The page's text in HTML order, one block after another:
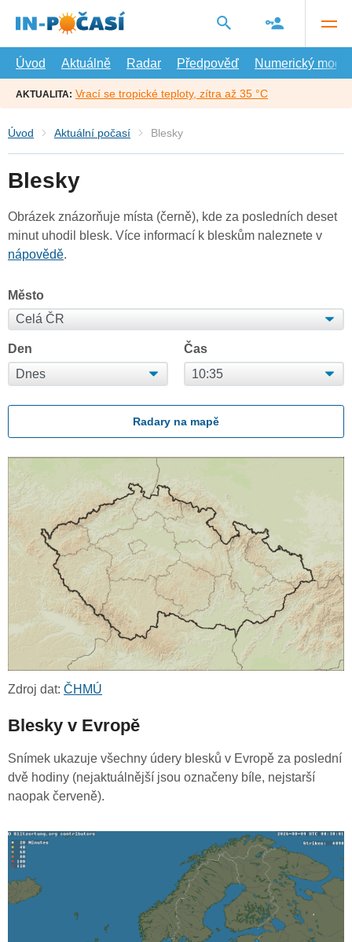
hlavní
Úvod
Aktuálně Radar Předpověď Numerický model
AKTUALITA: Vrací se tropické teploty, zítra až 35 °C
Úvod Aktuální počasí Blesky
Blesky
Obrázek znázorňuje místa (černě), kde za posledních deset
minut uhodil blesk. Více informací k bleskům naleznete v
nápovědě.
Město
Den Čas
Radary na mapě
Zdroj dat: ČHMÚ
Blesky v Evropě
Snímek ukazuje všechny údery blesků v Evropě za poslední
dvě hodiny (nejaktuálnější jsou označeny bíle, nejstarší
naopak červeně).